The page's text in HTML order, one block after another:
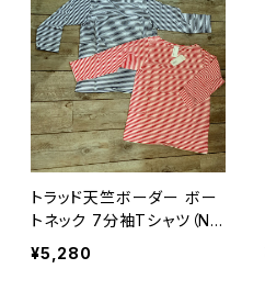
トラッド天竺ボーダー ボー
トネック 7分袖Tシャツ（NA
TURAL LAUNDRY ナチュ
ラルランドリー）
¥5,280